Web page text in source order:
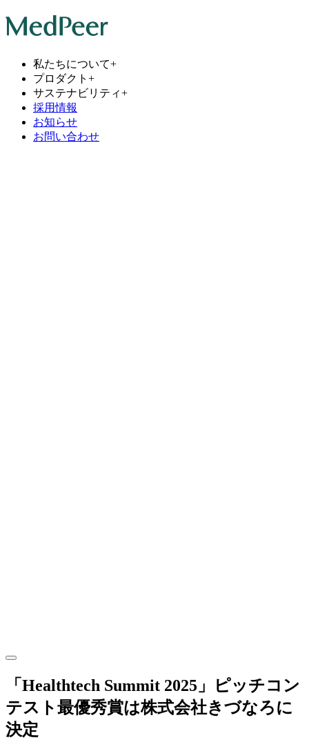
私たちについて+
プロダクト +
サステナビリティ+
採用情報
お知らせ
お問い合わせ
「Healthtech Summit 2025」ピッチコン
テスト最優秀賞は株式会社きづなろに
決定